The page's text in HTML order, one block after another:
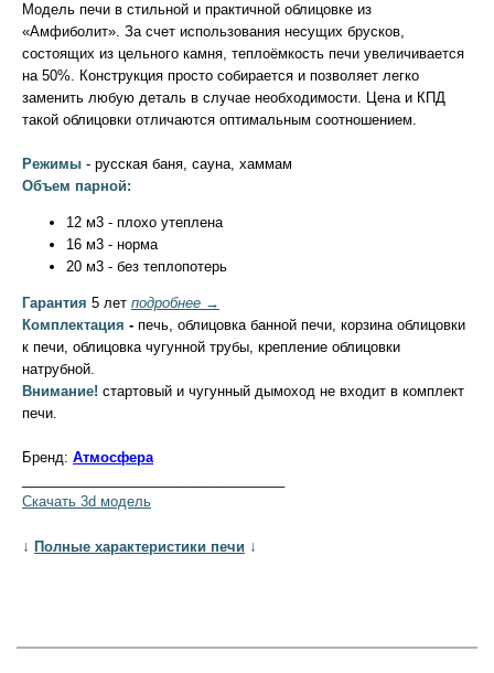
Модель печи в стильной и практичной облицовке из
«Амфиболит». За счет использования несущих брусков,
состоящих из цельного камня, теплоёмкость печи увеличивается
на 50%. Конструкция просто собирается и позволяет легко
заменить любую деталь в случае необходимости. Цена и КПД
такой облицовки отличаются оптимальным соотношением.
Режимы - русская баня, сауна, хаммам
Объем парной:
12 м3 - плохо утеплена
16 м3 - норма
20 м3 - без теплопотерь
Гарантия 5 лет подробнее →
Комплектация - печь, облицовка банной печи, корзина облицовки
к печи, облицовка чугунной трубы, крепление облицовки
натрубной.
Внимание! стартовый и чугунный дымоход не входит в комплект
печи.
Бренд: Атмосфера
Скачать 3d модель
↓ Полные характеристики печи ↓